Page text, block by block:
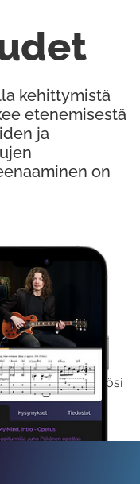
käyttöösi
kehittymistä
etenemisestä
ja
on